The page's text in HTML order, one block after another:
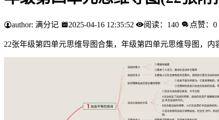
author: 满分记 2025-04-16 12:35:52 阅读：140 点赞：0
22张年级第四单元思维导图合集，年级第四单元思维导图，